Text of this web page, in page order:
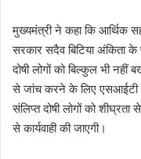
मुख्यमंत्री ने कहा कि आर्थिक
सरकार सदैव बिटिया अंकिता
दोषी लोगों को बिल्कुल भी
से जांच करने के लिए एसआईटी
संलिप्त दोषी लोगों को
से कार्यवाही की जाएगी।